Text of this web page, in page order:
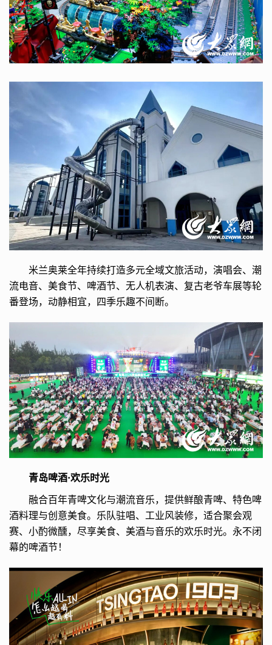
米兰奥莱全年持续打造多元全域文旅活动，演唱会、潮
流电音、美食节、啤酒节、无人机表演、复古老爷车展等轮
番登场，动静相宜，四季乐趣不间断。
青岛啤酒·欢乐时光
融合百年青啤文化与潮流音乐，提供鲜酿青啤、特色啤
酒料理与创意美食。乐队驻唱、工业风装修，适合聚会观
赛、小酌微醺，尽享美食、美酒与音乐的欢乐时光。永不闭
幕的啤酒节！